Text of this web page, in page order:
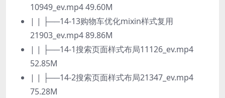
10949_ev.mp4 49.60M
| | ├──14-13购物车优化mixin样式复用
21903_ev.mp4 89.86M
| | ├──14-1搜索页面样式布局11126_ev.mp4
52.85M
| | ├──14-2搜索页面样式布局21347_ev.mp4
75.28M